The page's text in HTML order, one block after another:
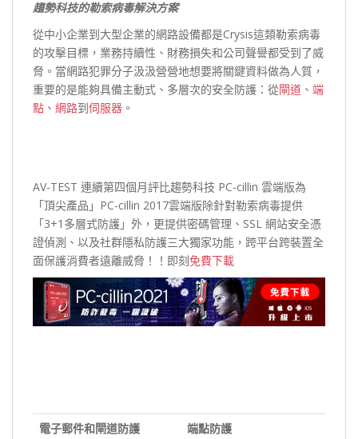
趨勢科技的勒索病毒解決方案
從中小企業到大型企業的網路設備都是Crysis這類勒索病毒
的攻擊目標，業務持續性、財務損失和公司聲譽都受到了威
脅。當網路犯罪分子汲汲營營地想要將關鍵資料做為人質，
重要的是能夠具備主動式、多層次的安全防護：從閘道 、 端
點 、 網路到伺服器 。
AV-TEST 連續第四個月評比趨勢科技 PC-cillin 雲端版為
「頂尖產品」PC-cillin 2017雲端版除針對勒索病毒提供
「3+1多層式防護」外，更提供密碼管理、SSL 網站安全憑
證偵測、以及社群隱私防護三大獨家功能，跨平台跨裝置全
面保護消費者遠離威脅！！即刻免費下載
電子郵件和閘道防護
端點防護